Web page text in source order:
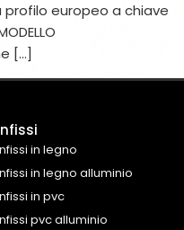
europeo a chiave
[…]
in legno
in legno alluminio
in pvc
pvc alluminio